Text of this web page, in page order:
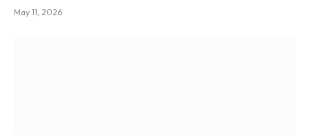
May 11, 2026